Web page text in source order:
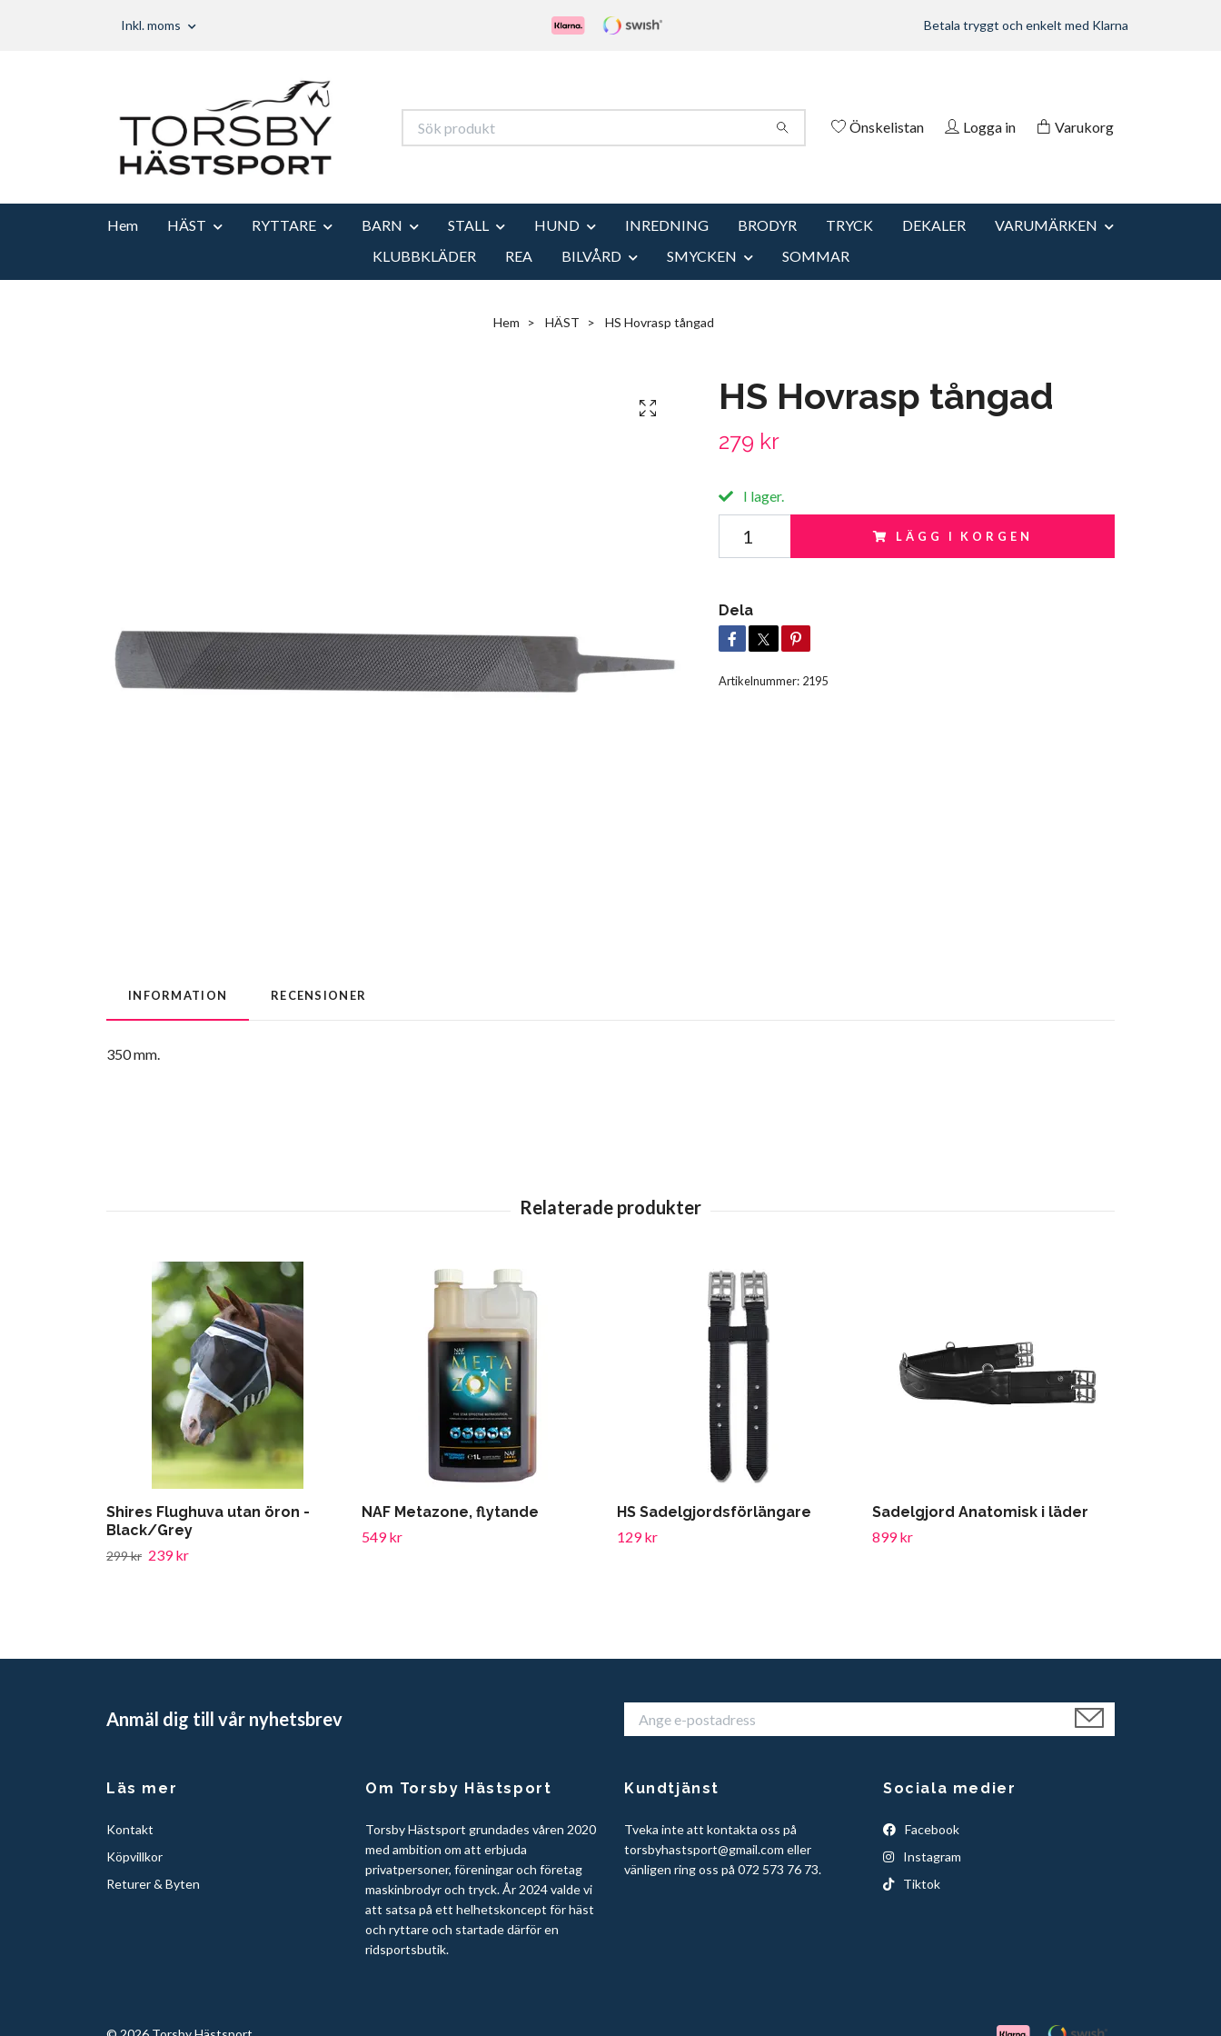
Inkl. moms Betala tryggt och enkelt med Klarna
Önskelistan Logga in Varukorg
Hem HÄST RYTTARE BARN STALL HUND INREDNING BRODYR TRYCK DEKALER
VARUMÄRKEN
KLUBBKLÄDER
REA BILVÅRD SMYCKEN SOMMAR
Hem HÄST HS Hovrasp tångad
HS Hovrasp tångad
279 kr
I lager.
LÄGG I KORGEN
Dela
Artikelnummer: 2195
INFORMATION RECENSIONER
350 mm.
Shires Flughuva utan öron -
Black/Grey
299 kr 239 kr
NAF Metazone, flytande
549 kr
HS Sadelgjordsförlängare
129 kr
Sadelgjord Anatomisk i läder
899 kr
Anmäl dig till vår nyhetsbrev
Läs mer
Kontakt
Köpvillkor
Returer & Byten
Om Torsby Hästsport
Torsby Hästsport grundades våren 2020
med ambition om att erbjuda
privatpersoner, föreningar och företag
maskinbrodyr och tryck. År 2024 valde vi
att satsa på ett helhetskoncept för häst
och ryttare och startade därför en
ridsportsbutik.
Kundtjänst
Tveka inte att kontakta oss på
torsbyhastsport@gmail.com eller
vänligen ring oss på 072 573 76 73.
Sociala medier
Facebook
Instagram
Tiktok